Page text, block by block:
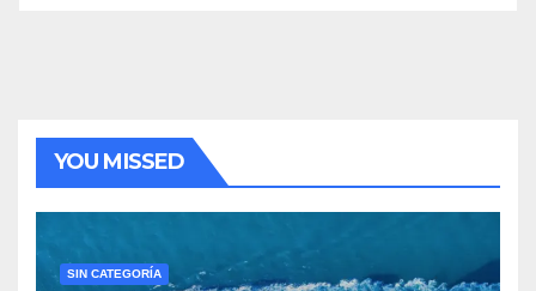
YOU MISSED
SIN CATEGORÍA